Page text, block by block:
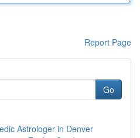
Report Page
Go
Astrologer in Denver